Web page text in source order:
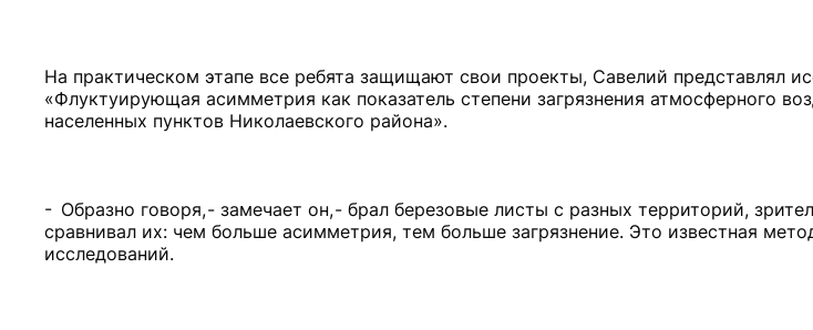
На практическом этапе все ребята защищают свои проекты, Савелий представлял
«Флуктуирующая асимметрия как показатель степени загрязнения атмосферного
населенных пунктов Николаевского района».
- Образно говоря, - замечает он, - брал березовые листы с разных территорий,
сравнивал их: чем больше асимметрия, тем больше загрязнение. Это известная
исследований.